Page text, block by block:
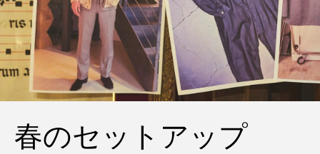
春のセットアップ